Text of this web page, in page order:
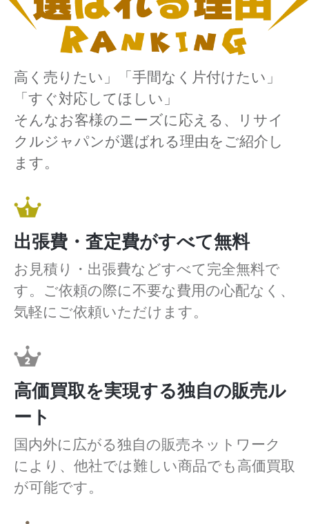
高く売りたい」「手間なく片付けたい」
「すぐ対応してほしい」
そんなお客様のニーズに応える、リサイ
クルジャパンが選ばれる理由をご紹介し
ます。
出張費・査定費がすべて無料
お見積り・出張費などすべて完全無料で
す。ご依頼の際に不要な費用の心配なく、
気軽にご依頼いただけます。
高価買取を実現する独自の販売ル
ート
国内外に広がる独自の販売ネットワーク
により、他社では難しい商品でも高価買取
が可能です。